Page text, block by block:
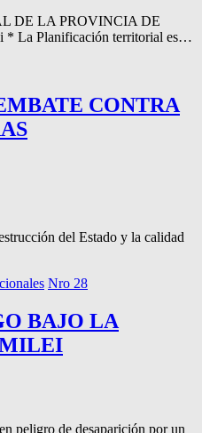
DE LA PROVINCIA DE
* La Planificación territorial es…
CONTRA
del Estado y la calidad
Nro 28
BAJO LA
peligro de desaparición por un